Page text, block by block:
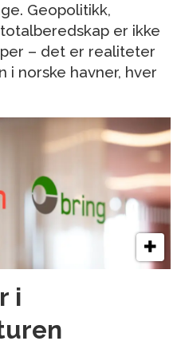
Geopolitikk,
er ikke
– det er realiteter
i norske havner, hver
i